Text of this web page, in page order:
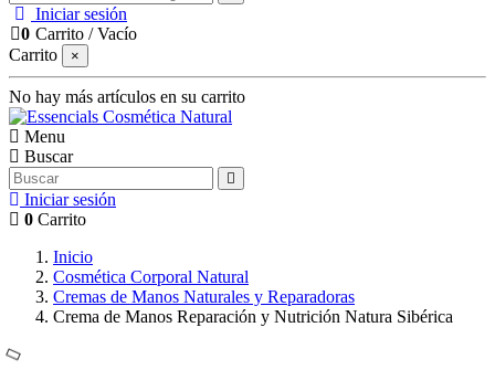
Iniciar sesión
0 Carrito /Vacío
Carrito
×
No hay más artículos en su carrito
Menu
Buscar
Iniciar sesión
0 Carrito
Inicio
Cosmética Corporal Natural
Cremas de Manos Naturales y Reparadoras
Crema de Manos Reparación y Nutrición Natura Sibérica